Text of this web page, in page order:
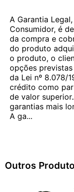
A Garantia
Consumidor, é
da compra e
do produto
o produto, o
opções
da Lei nº 8.078/
crédito como
de valor
garantias mais
A ga...
Outros